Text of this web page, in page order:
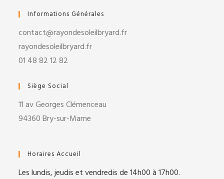
Informations Générales
contact@rayondesoleilbryard.fr
rayondesoleilbryard.fr
01 48 82 12 82
Siège Social
11 av Georges Clémenceau
94360 Bry-sur-Marne
Horaires Accueil
Les lundis, jeudis et vendredis de 14h00 à 17h00.